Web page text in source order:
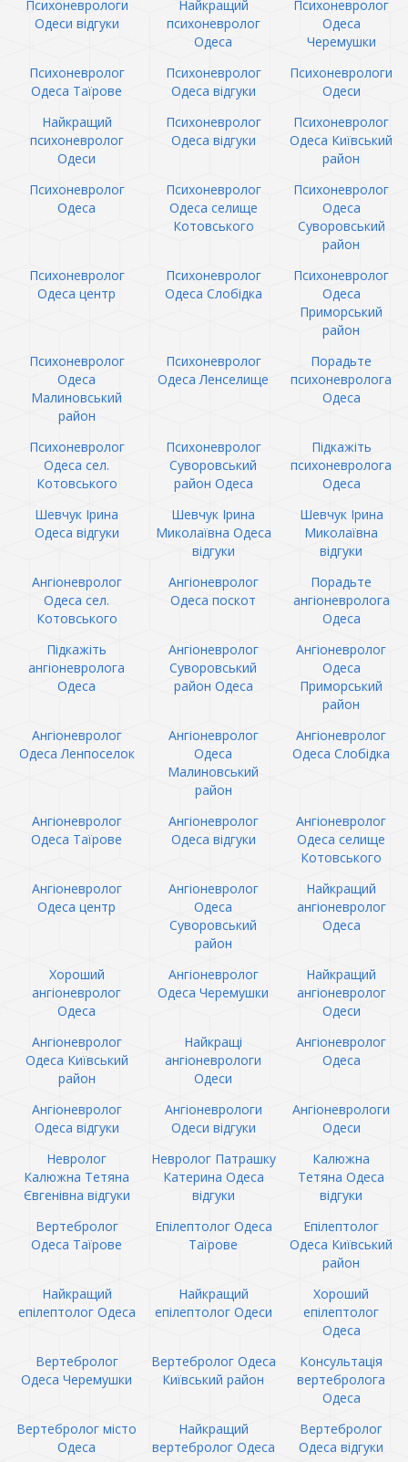
Психоневрологи
Одеси відгуки
Найкращий
психоневролог
Одеса
Психоневролог
Одеса
Черемушки
Психоневролог
Одеса Таїрове
Психоневролог
Одеса відгуки
Психоневрологи
Одеси
Найкращий
психоневролог
Одеси
Психоневролог
Одеса відгуки
Психоневролог
Одеса Київський
район
Психоневролог
Одеса
Психоневролог
Одеса селище
Котовського
Психоневролог
Одеса
Суворовський
район
Психоневролог
Одеса центр
Психоневролог
Одеса Слобідка
Психоневролог
Одеса
Приморський
район
Психоневролог
Одеса
Малиновський
район
Психоневролог
Одеса Ленселище
Порадьте
психоневролога
Одеса
Психоневролог
Одеса сел.
Котовського
Психоневролог
Суворовський
район Одеса
Підкажіть
психоневролога
Одеса
Шевчук Ірина
Одеса відгуки
Шевчук Ірина
Миколаївна Одеса
відгуки
Шевчук Ірина
Миколаївна
відгуки
Ангіоневролог
Одеса сел.
Котовського
Ангіоневролог
Одеса поскот
Порадьте
ангіоневролога
Одеса
Підкажіть
ангіоневролога
Одеса
Ангіоневролог
Суворовський
район Одеса
Ангіоневролог
Одеса
Приморський
район
Ангіоневролог
Одеса Ленпоселок
Ангіоневролог
Одеса
Малиновський
район
Ангіоневролог
Одеса Слобідка
Ангіоневролог
Одеса Таїрове
Ангіоневролог
Одеса відгуки
Ангіоневролог
Одеса селище
Котовського
Ангіоневролог
Одеса центр
Ангіоневролог
Одеса
Суворовський
район
Найкращий
ангіоневролог
Одеса
Хороший
ангіоневролог
Одеса
Ангіоневролог
Одеса Черемушки
Найкращий
ангіоневролог
Одеси
Ангіоневролог
Одеса Київський
район
Найкращі
ангіоневрологи
Одеси
Ангіоневролог
Одеса
Ангіоневролог
Одеса відгуки
Ангіоневрологи
Одеси відгуки
Ангіоневрологи
Одеси
Невролог
Калюжна Тетяна
Євгенівна відгуки
Невролог Патрашку
Катерина Одеса
відгуки
Калюжна
Тетяна Одеса
відгуки
Вертебролог
Одеса Таїрове
Епілептолог Одеса
Таїрове
Епілептолог
Одеса Київський
район
Найкращий
епілептолог Одеса
Найкращий
епілептолог Одеси
Хороший
епілептолог
Одеса
Вертебролог
Одеса Черемушки
Вертебролог Одеса
Київський район
Консультація
вертебролога
Одеса
Вертебролог місто
Одеса
Найкращий
вертебролог Одеса
Вертебролог
Одеса відгуки